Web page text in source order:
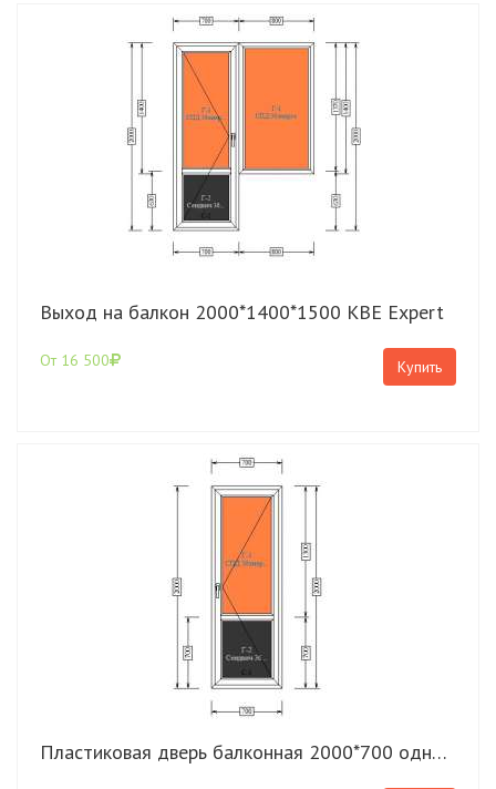
Выход на балкон 2000*1400*1500 КВЕ Expert
От 16 500 Купить
Пластиковая дверь балконная 2000*700 однокамерная КВЕ Expert